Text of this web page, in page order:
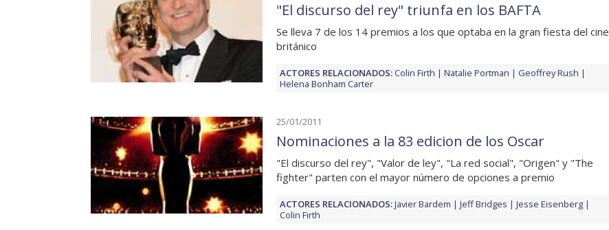
"El discurso del rey" triunfa en los BAFTA
Se lleva 7 de los 14 premios a los que optaba en la gran fiesta del cine
británico
ACTORES RELACIONADOS:Colin Firth Natalie Portman
Geoffrey Rush
Helena Bonham Carter
25/01/2011
Nominaciones a la 83 edicion de los Oscar
"El discurso del rey", "Valor de ley", "La red social", "Origen" y "The
fighter" parten con el mayor número de opciones a premio
ACTORES RELACIONADOS:Javier Bardem Jeff Bridges
Jesse Eisenberg
Colin Firth